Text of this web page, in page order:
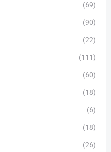
(69)
(90)
(22)
(111)
(60)
(18)
(6)
(18)
(26)